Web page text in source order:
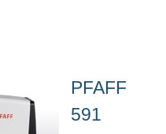
PFAFF
591